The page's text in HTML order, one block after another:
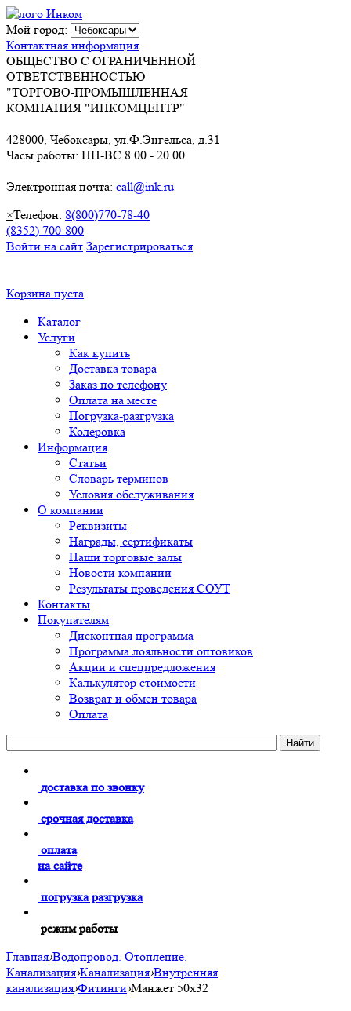
Мой город:
Контактная информация
ОБЩЕСТВО С ОГРАНИЧЕННОЙ
ОТВЕТСТВЕННОСТЬЮ
"ТОРГОВО-ПРОМЫШЛЕННАЯ
КОМПАНИЯ "ИНКОМЦЕНТР"
428000, Чебоксары, ул.Ф.Энгельса, д.31
Часы работы: ПН-ВС 8.00 - 20.00
Электронная почта: call@ink.ru
×Телефон: 8(800)770-78-40
(8352) 700-800
Войти на сайт Зарегистрироваться
Корзина пуста
Каталог
Услуги
Как купить
Доставка товара
Заказ по телефону
Оплата на месте
Погрузка-разгрузка
Колеровка
Информация
Статьи
Словарь терминов
Условия обслуживания
О компании
Реквизиты
Награды, сертификаты
Наши торговые залы
Новости компании
Результаты проведения СОУТ
Контакты
Покупателям
Дисконтная программа
Программа лояльности оптовиков
Акции и спецпредложения
Калькулятор стоимости
Возврат и обмен товара
Оплата
доставка по звонку
срочная доставка
оплата
на сайте
погрузка разгрузка
режим работы
Главная›Водопровод. Отопление.
Канализация›Канализация›Внутренняя
канализация›Фитинги›Манжет 50х32